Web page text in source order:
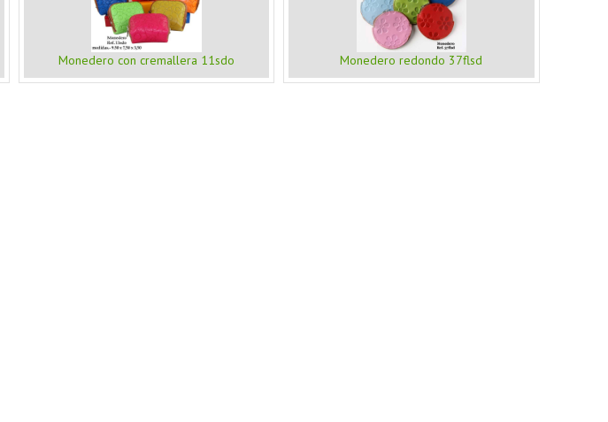
Monedero con cremallera 11sdo Monedero redondo 37flsd